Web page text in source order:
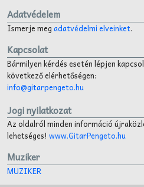
Adatvédelem
Ismerje megadatvédelmi elveinket.
Kapcsolat
Bármilyen kérdés esetén lépjen
következő elérhetőségen:
info@gitarpengeto.hu
Jogi nyilatkozat
Az oldalról minden információ
lehetséges! www.GitarPengeto.hu
Muziker
MUZIKER